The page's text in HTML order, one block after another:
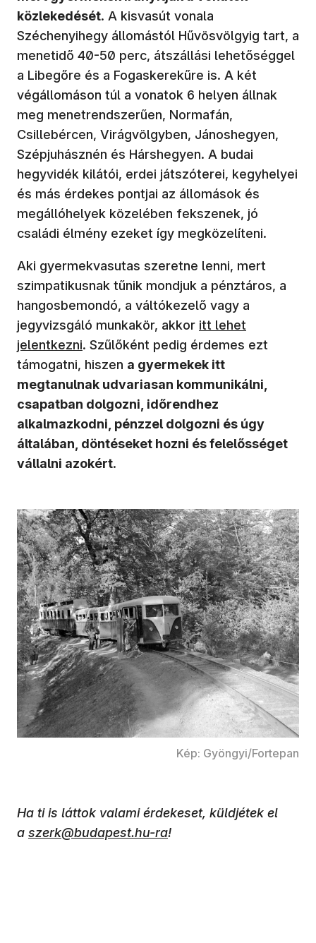
közlekedését. A kisvasút vonala
Széchenyihegy állomástól Hűvösvölgyig tart, a
menetidő 40-50 perc, átszállási lehetőséggel
a Libegőre és a Fogaskerekűre is. A két
végállomáson túl a vonatok 6 helyen állnak
meg menetrendszerűen, Normafán,
Csillebércen, Virágvölgyben, Jánoshegyen,
Szépjuhásznén és Hárshegyen. A budai
hegyvidék kilátói, erdei játszóterei, kegyhelyei
és más érdekes pontjai az állomások és
megállóhelyek közelében fekszenek, jó
családi élmény ezeket így megközelíteni.
Aki gyermekvasutas szeretne lenni, mert
szimpatikusnak tűnik mondjuk a pénztáros, a
hangosbemondó, a váltókezelő vagy a
jegyvizsgáló munkakör, akkor itt lehet
jelentkezni. Szűlőként pedig érdemes ezt
támogatni, hiszen a gyermekek itt
megtanulnak udvariasan kommunikálni,
csapatban dolgozni, időrendhez
alkalmazkodni, pénzzel dolgozni és úgy
általában, döntéseket hozni és felelősséget
vállalni azokért.
Kép: Gyöngyi/Fortepan
Ha ti is láttok valami érdekeset, küldjétek el
a szerk@budapest.hu-ra!